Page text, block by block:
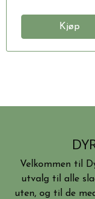
Kjøp
Velkommen til
utvalg til alle
uten, og til de